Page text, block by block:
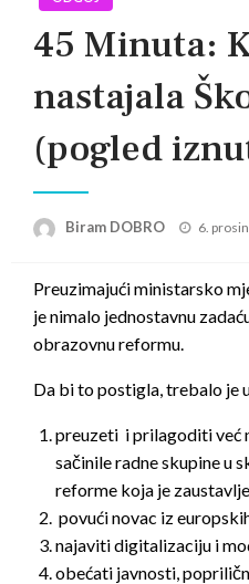
45 Minuta:
nastajala
(pogled
Biram DOBRO
Posted
6.
Preuzimajući ministarsko
je nimalo jednostavnu
obrazovnu reformu.
Da bi to postigla, trebalo je
preuzeti i prilagoditi već
sačinile radne skupine u
reforme koja je
povući novac iz
najaviti digitalizaciju i
obećati javnosti,